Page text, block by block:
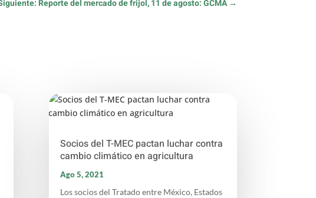
Reporte del mercado de frijol, 11 de agosto: GCMA→
Socios del T-MEC pactan luchar contra
cambio climático en agricultura
Ago 5, 2021
Los socios del Tratado entre México, Estados